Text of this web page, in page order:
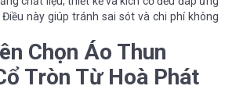
này giúp tránh sai sót và chi phí không
Chọn Áo Thun
Tròn Từ Hoà Phát